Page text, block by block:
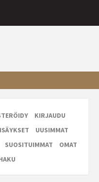
KIRJAUDU
UUSIMMAT
SUOSITUIMMAT
OMAT